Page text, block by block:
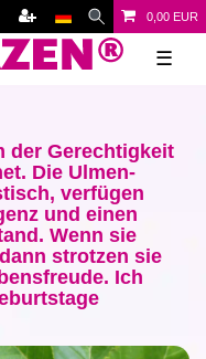
0,00 EUR
☰
der Gerechtigkeit
Die Ulmen-
verfügen
und einen
Wenn sie
strotzen sie
Ich